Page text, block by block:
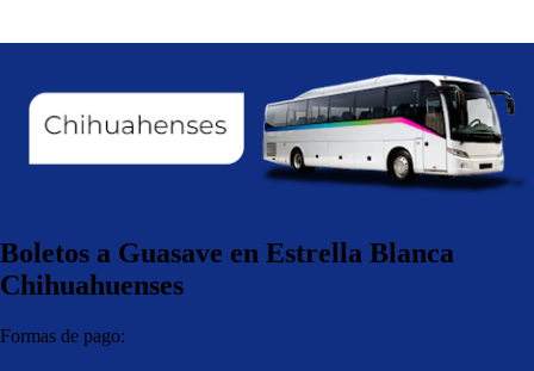
Boletos a Guasave en Estrella Blanca
Chihuahuenses
Formas de pago: